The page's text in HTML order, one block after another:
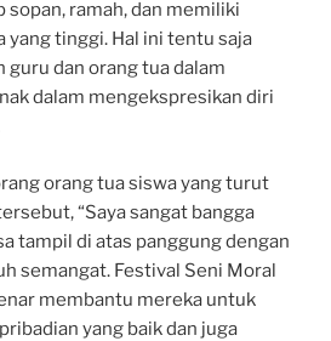
sopan, ramah, dan memiliki
yang tinggi. Hal ini tentu saja
guru dan orang tua dalam
dalam mengekspresikan diri
orang tua siswa yang turut
“Saya sangat bangga
tampil di atas panggung dengan
semangat. Festival Seni Moral
membantu mereka untuk
yang baik dan juga